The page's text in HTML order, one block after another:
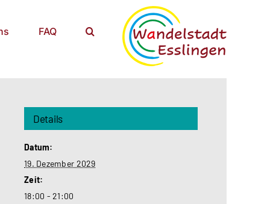
FAQ
Details
Datum:
19. Dezember 2029
Zeit:
18:00 - 21:00